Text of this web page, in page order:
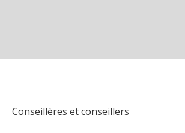
Conseillères et conseillers